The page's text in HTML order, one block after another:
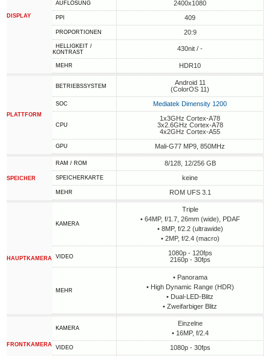
DISPLAY
AUFLÖSUNG 2400x1080
PPI 409
PROPORTIONEN 20:9
HELLIGKEIT /
KONTRAST
430nit / -
MEHR HDR10
PLATTFORM
BETRIEBSSYSTEM
Android 11
(ColorOS 11)
SOC Mediatek Dimensity 1200
CPU
1x3GHz Cortex-A78
3x2.6GHz Cortex-A78
4x2GHz Cortex-A55
GPU Mali-G77 MP9, 850MHz
SPEICHER
RAM / ROM 8/128, 12/256 GB
SPEICHERKARTE keine
MEHR ROM UFS 3.1
HAUPTKAMERA
KAMERA
Triple
• 64MP, f/1.7, 26mm (wide), PDAF
• 8MP, f/2.2 (ultrawide)
• 2MP, f/2.4 (macro)
VIDEO
1080p - 120fps
2160p - 30fps
MEHR
• Panorama
• High Dynamic Range (HDR)
• Dual-LED-Blitz
• Zweifarbiger Blitz
FRONTKAMERA
KAMERA
Einzelne
• 16MP, f/2.4
VIDEO 1080p - 30fps